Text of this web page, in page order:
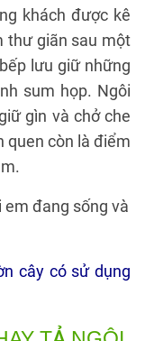
khách được kê
thư giãn sau một
lưu giữ những
sum họp. Ngôi
gìn và chở che
quen còn là điểm
cây có sử dụng